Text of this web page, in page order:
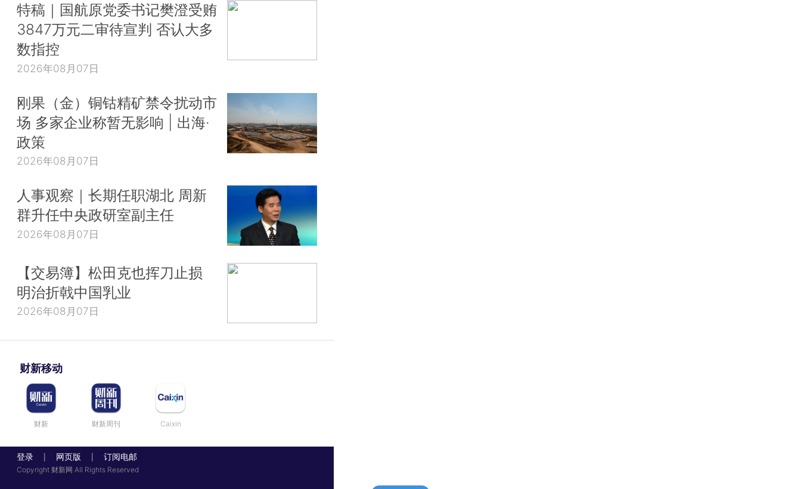
特稿｜国航原党委书记樊澄受贿
3847万元二审待宣判 否认大多
数指控
2026年08月07日
刚果（金）铜钴精矿禁令扰动市
场 多家企业称暂无影响 | 出海·
政策
2026年08月07日
人事观察｜长期任职湖北 周新
群升任中央政研室副主任
2026年08月07日
【交易簿】松田克也挥刀止损
明治折戟中国乳业
2026年08月07日
财新移动
财新 财新周刊 Caixin
登录 网页版 订阅电邮
Copyright 财新网 All Rights Reserved